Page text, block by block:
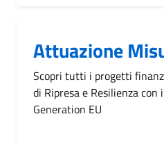
Attuazione
Scopri tutti i progetti
di Ripresa e Resilienza
Generation EU